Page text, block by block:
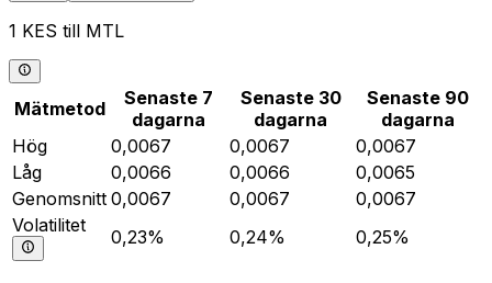
1 KES till MTL
Mätmetod
Senaste 7
dagarna
Senaste 30
dagarna
Senaste 90
dagarna
Hög
0,0067 0,0067
0,0067
Låg
0,0066 0,0066
0,0065
Genomsnitt 0,0067 0,0067
0,0067
Volatilitet
0,23% 0,24% 0,25%